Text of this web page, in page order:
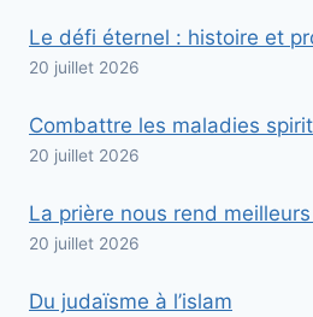
Le défi éternel : histoire et
20 juillet 2026
Combattre les maladies
20 juillet 2026
La prière nous rend
20 juillet 2026
Du judaïsme à l’islam